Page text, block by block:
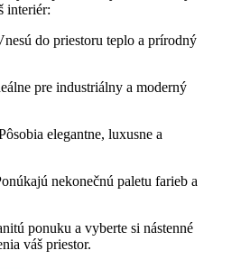
interiér:
do priestoru teplo a prírodný
pre industriálny a moderný
elegantne, luxusne a
nekonečnú paletu farieb a
ponuku a vyberte si nástenné
váš priestor.